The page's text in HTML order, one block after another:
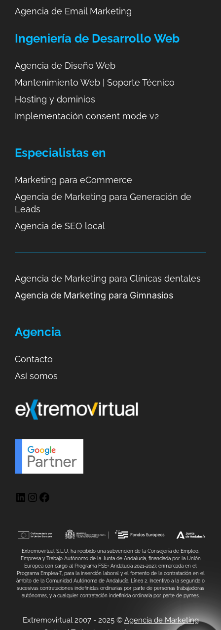
Agencia de Email Marketing
Ingeniería de Desarrollo Web
Agencia de Diseño Web
Mantenimiento Web | Soporte Técnico
Hosting y dominios
Implementación consent mode v2
Especialistas en
Marketing para eCommerce
Agencia de Marketing para Generación de
Leads
Agencia de SEO local
Agencia de Marketing para Clínicas dentales
Agencia de Marketing para Gimnasios
Agencia
Contacto
Así somos
Extremovirtual S.L.U. ha recibido una subvención de la Consejería de Empleo,
Empresa y Trabajo Autónomo de la Junta de Andalucía, financiada por la Unión
Europea con cargo al Programa FSE+ Andalucía 2021-2027, enmarcada en el
Programa Emplea-T, para la inserción laboral y el fomento de la contratación en el
ámbito de la Comunidad Autónoma de Andalucía. Línea 2. Incentivo a la segunda o
sucesivas contrataciones indefinidas ordinarias por parte de personas trabajadoras
autónomas, y a cualquier contratación indefinida ordinaria por parte de pymes.
Extremovirtual 2007 - 2025 © Agencia de Marketing